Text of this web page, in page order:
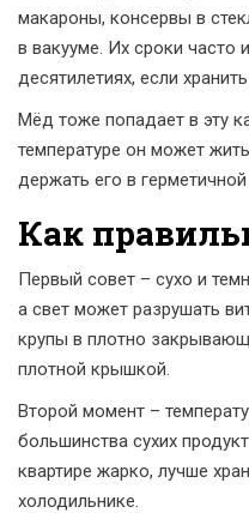
макароны, консервы в
в вакууме. Их сроки часто
десятилетиях, если
Мёд тоже попадает в эту
температуре он может
держать его в
Как
Первый совет – сухо и
а свет может разрушать
крупы в плотно
плотной крышкой.
Второй момент –
большинства сухих
квартире жарко, лучше
холодильнике.